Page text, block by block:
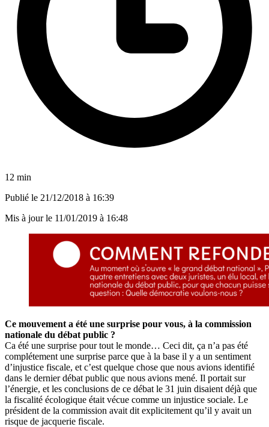
12 min
Publié le 21/12/2018 à 16:39
Mis à jour le 11/01/2019 à 16:48
Ce mouvement a été une surprise pour vous, à la commission
nationale du débat public ?
Ca été une surprise pour tout le monde… Ceci dit, ça n’a pas été
complétement une surprise parce que à la base il y a un sentiment
d’injustice fiscale, et c’est quelque chose que nous avions identifié
dans le dernier débat public que nous avions mené. Il portait sur
l’énergie, et les conclusions de ce débat le 31 juin disaient déjà que
la fiscalité écologique était vécue comme un injustice sociale. Le
président de la commission avait dit explicitement qu’il y avait un
risque de jacquerie fiscale.